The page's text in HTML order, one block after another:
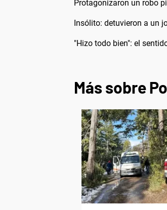
Protagonizaron un robo
Insólito: detuvieron a un
"Hizo todo bien": el
Más sobre